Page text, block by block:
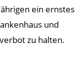
ein ernstes
und
zu halten.